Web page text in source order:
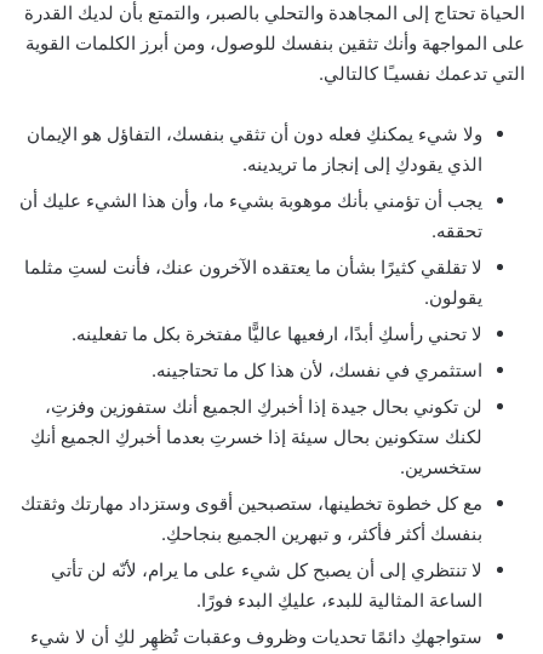
الحياة تحتاج إلى المجاهدة والتحلي بالصبر، والتمتع بأن لديك القدرة
على المواجهة وأنك تثقين بنفسك للوصول، ومن أبرز الكلمات القوية
التي تدعمك نفسيـًا كالتالي.
ولا شيء يمكنكِ فعله دون أن تثقي بنفسك، التفاؤل هو الإيمان
الذي يقودكِ إلى إنجاز ما تريدينه.
يجب أن تؤمني بأنك موهوبة بشيء ما، وأن هذا الشيء عليك أن
تحققه.
لا تقلقي كثيرًا بشأن ما يعتقده الآخرون عنك، فأنت لستِ مثلما
يقولون.
لا تحني رأسكِ أبدًا، ارفعيها عاليًّا مفتخرة بكل ما تفعلينه.
استثمري في نفسك، لأن هذا كل ما تحتاجينه.
لن تكوني بحال جيدة إذا أخبركِ الجميع أنك ستفوزين وفزتِ،
لكنك ستكونين بحال سيئة إذا خسرتِ بعدما أخبركِ الجميع أنكِ
ستخسرين.
مع كل خطوة تخطينها، ستصبحين أقوى وستزداد مهارتك وثقتك
بنفسك أكثر فأكثر، و تبهرين الجميع بنجاحكِ.
لا تنتظري إلى أن يصبح كل شيء على ما يرام، لأنّه لن تأتي
الساعة المثالية للبدء، عليكِ البدء فورًا.
ستواجهكِ دائمًا تحديات وظروف وعقبات تُظهِر لكِ أن لا شيء